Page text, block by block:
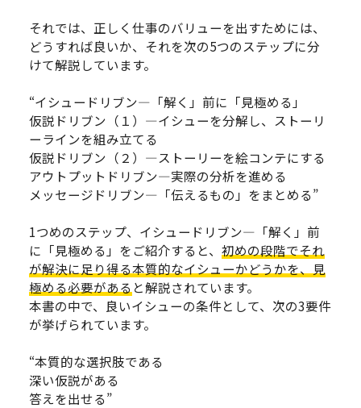
それでは、正しく仕事のバリューを出すためには、
どうすれば良いか、それを次の5つのステップに分
けて解説しています。
“イシュードリブン―「解く」前に「見極める」
仮説ドリブン（１）―イシューを分解し、ストーリ
ーラインを組み立てる
仮説ドリブン（２）―ストーリーを絵コンテにする
アウトプットドリブン―実際の分析を進める
メッセージドリブン―「伝えるもの」をまとめる”
1つめのステップ、イシュードリブン―「解く」前
に「見極める」をご紹介すると、 初めの段階でそれ
が解決に足り得る本質的なイシューかどうかを、見
極める必要がある と解説されています。
本書の中で、良いイシューの条件として、次の3要件
が挙げられています。
“本質的な選択肢である
深い仮説がある
答えを出せる”